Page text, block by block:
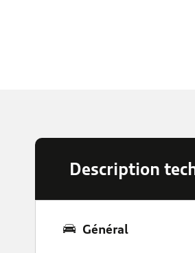
Description
Général